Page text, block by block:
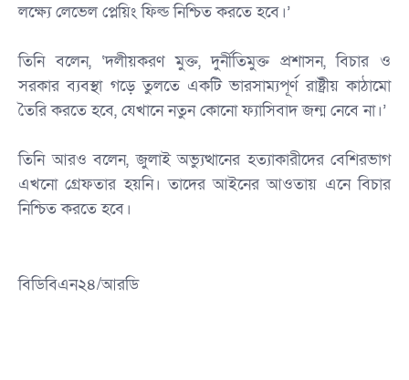
লক্ষ্যে লেভেল প্লেয়িং ফিল্ড নিশ্চিত করতে হবে।’
‎তিনি বলেন, ‘দলীয়করণ মুক্ত, দুর্নীতিমুক্ত প্রশাসন, বিচার ও
সরকার ব্যবস্থা গড়ে তুলতে একটি ভারসাম্যপূর্ণ রাষ্ট্রীয় কাঠামো
তৈরি করতে হবে, যেখানে নতুন কোনো ফ্যাসিবাদ জন্ম নেবে না।’
‎তিনি আরও বলেন, জুলাই অভ্যুত্থানের হত্যাকারীদের বেশিরভাগ
এখনো গ্রেফতার হয়নি। তাদের আইনের আওতায় এনে বিচার
নিশ্চিত করতে হবে।
বিডিবিএন২৪/আরডি